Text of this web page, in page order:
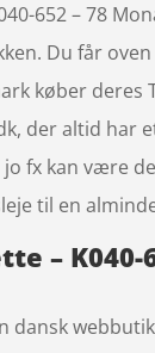
652 – 78
Du får
køber deres
der altid har
fx kan være
til en
–
dansk